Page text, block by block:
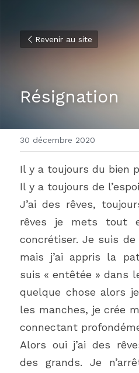
Revenir au site
Résignation
30 décembre 2020
Il y a toujours du bien
Il y a toujours de
J’ai des rêves,
rêves je mets tout
concrétiser. Je suis
mais j’ai appris la
suis « entêtée » dans
quelque chose alors
les manches, je crée
connectant
Alors oui j’ai des
des grands. Je